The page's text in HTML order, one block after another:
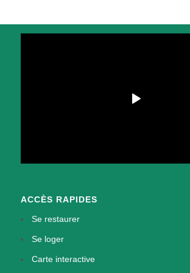
ACCÈS RAPIDES
Se restaurer
Se loger
Carte interactive